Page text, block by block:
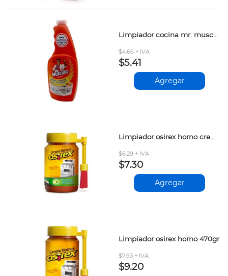
Limpiador cocina mr. musculo naranja rep 500cc
$4.66 + IVA
$5.41
Agregar
Limpiador osirex horno crema 265gr
$6.29 + IVA
$7.30
Agregar
Limpiador osirex horno 470gr
$7.93 + IVA
$9.20